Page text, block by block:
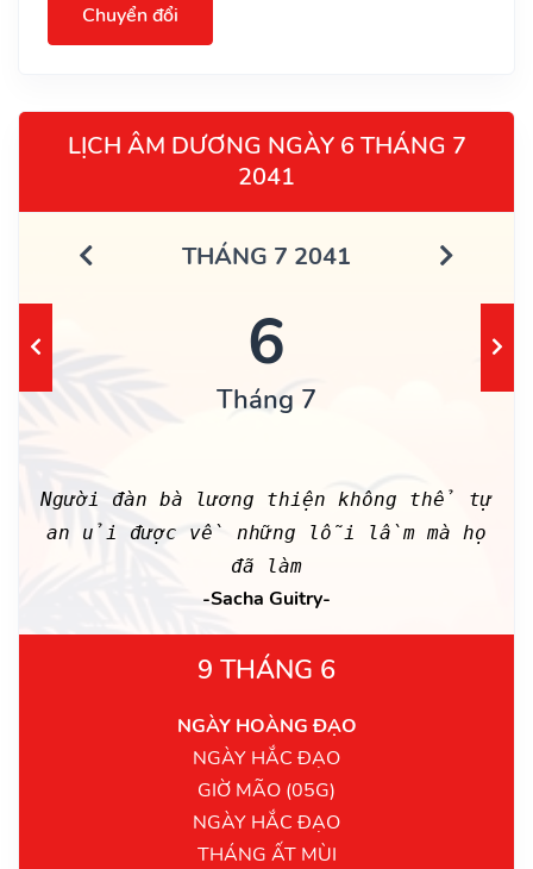
Chuyển đổi
LỊCH ÂM DƯƠNG NGÀY 6 THÁNG 7
2041
THÁNG 7 2041
6
Tháng 7
Người đàn bà lương thiện không thể tự
an ủi được về những lỗi lầm mà họ
đã làm
-Sacha Guitry-
9 THÁNG 6
NGÀY HOÀNG ĐẠO
NGÀY HẮC ĐẠO
GIỜ MÃO (05G)
NGÀY HẮC ĐẠO
THÁNG ẤT MÙI